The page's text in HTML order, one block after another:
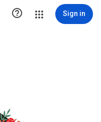
 Sign in